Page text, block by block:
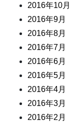
2016年10月
2016年9月
2016年8月
2016年7月
2016年6月
2016年5月
2016年4月
2016年3月
2016年2月